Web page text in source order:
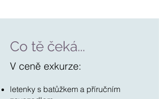
Co tě čeká...
V ceně exkurze:
letenky s batůžkem a příručním